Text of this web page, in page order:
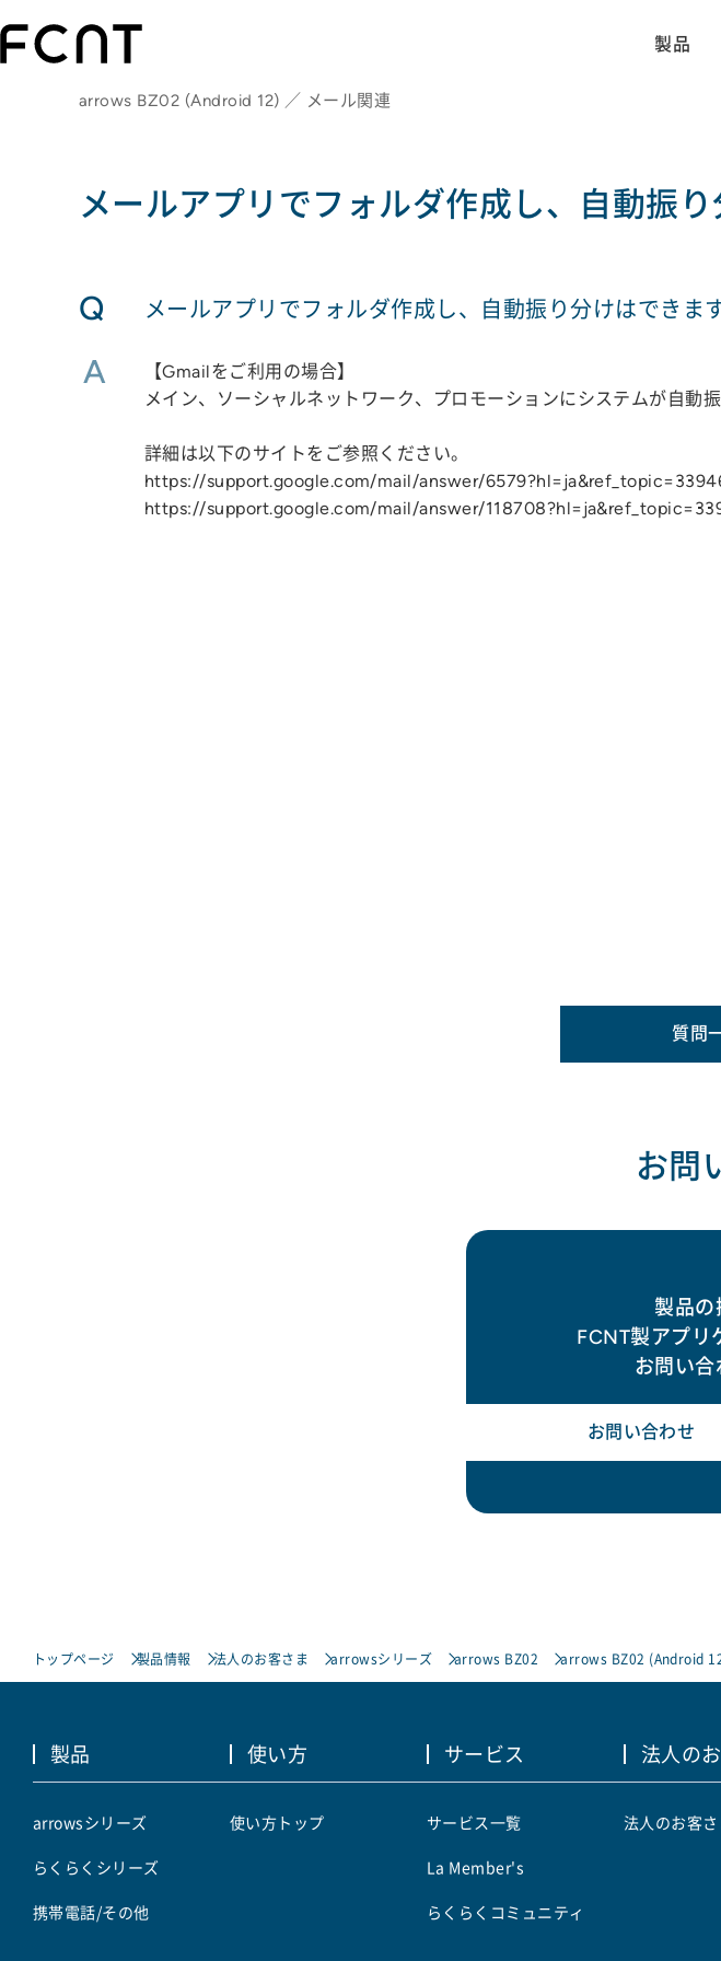
製品
arrows BZ02 (Android 12) ／ メール関連
メールアプリでフォルダ作成し、自動振
Q メールアプリでフォルダ作成し、自動振り分けはできま
A
【Gmailをご利用の場合】
メイン、ソーシャルネットワーク、プロモーションにシステムが自動
詳細は以下のサイトをご参照ください。
https://support.google.com/mail/answer/
https://support.google.com/mail/answer/
質問
お問
製品の
FCNT製アプリ
お問い合
お問い合わせ
トップページ 製品情報 法人のお客さま arrowsシリーズ arrows BZ02 arrows BZ02 (Android
製品
arrowsシリーズ
らくらくシリーズ
携帯電話/その他
使い方
使い方トップ
サービス
サービス一覧
La Member's
らくらくコミュニティ
法人の
法人のお客